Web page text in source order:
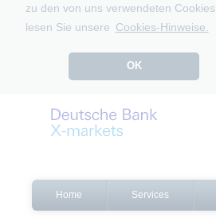
zu den von uns verwendeten Cookies
lesen Sie unsere Cookies-Hinweise.
OK
Home Services